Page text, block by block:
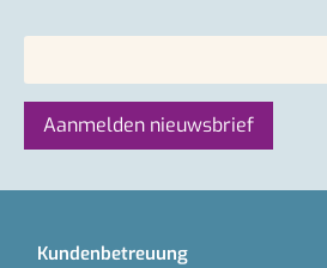
Kundenbetreuung